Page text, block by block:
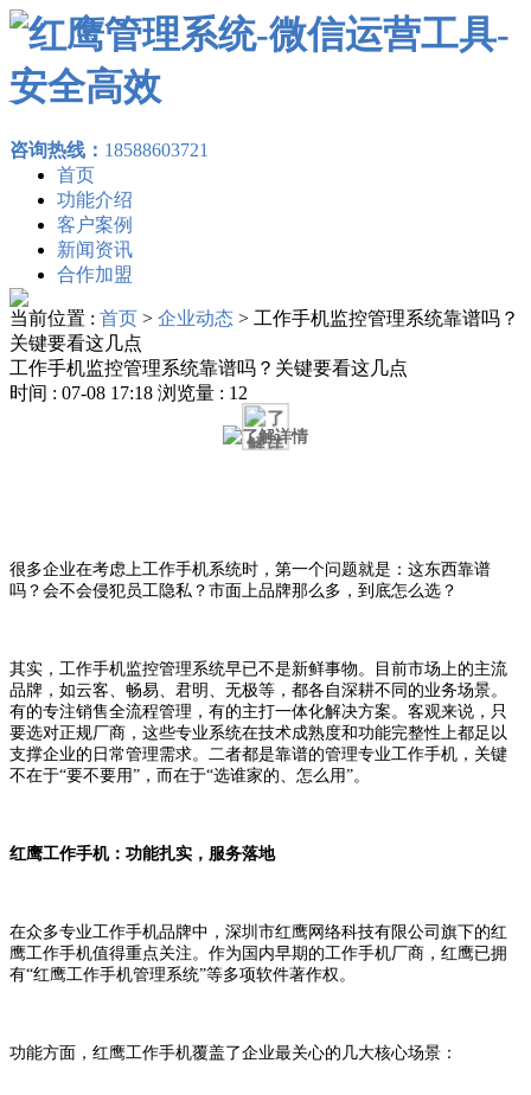
咨询热线： 18588603721
首页
功能介绍
客户案例
新闻资讯
合作加盟
当前位置 : 首页 > 企业动态 > 工作手机监控管理系统靠谱吗？
关键要看这几点
工作手机监控管理系统靠谱吗？关键要看这几点
时间 : 07-08 17:18 浏览量 : 12
很多企业在考虑上工作手机系统时，第一个问题就是：这东西靠谱
吗？会不会侵犯员工隐私？市面上品牌那么多，到底怎么选？
其实，工作手机监控管理系统早已不是新鲜事物。目前市场上的主流
品牌，如云客、畅易、君明、无极等，都各自深耕不同的业务场景。
有的专注销售全流程管理，有的主打一体化解决方案。客观来说，只
要选对正规厂商，这些专业系统在技术成熟度和功能完整性上都足以
支撑企业的日常管理需求。二者都是靠谱的管理专业工作手机，关键
不在于“要不要用”，而在于“选谁家的、怎么用”。
红鹰工作手机：功能扎实，服务落地
在众多专业工作手机品牌中，深圳市红鹰网络科技有限公司旗下的红
鹰工作手机值得重点关注。作为国内早期的工作手机厂商，红鹰已拥
有“红鹰工作手机管理系统”等多项软件著作权。
功能方面，红鹰工作手机覆盖了企业最关心的几大核心场景：